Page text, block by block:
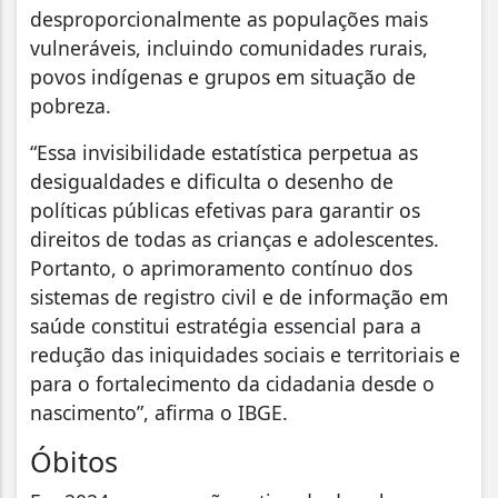
desproporcionalmente as populações mais
vulneráveis, incluindo comunidades rurais,
povos indígenas e grupos em situação de
pobreza.
“Essa invisibilidade estatística perpetua as
desigualdades e dificulta o desenho de
políticas públicas efetivas para garantir os
direitos de todas as crianças e adolescentes.
Portanto, o aprimoramento contínuo dos
sistemas de registro civil e de informação em
saúde constitui estratégia essencial para a
redução das iniquidades sociais e territoriais e
para o fortalecimento da cidadania desde o
nascimento”, afirma o IBGE.
Óbitos